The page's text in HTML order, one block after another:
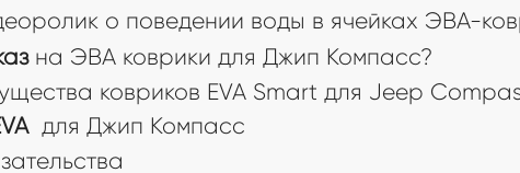
о поведении воды в ячейках ЭВА-
на ЭВА коврики для Джип Компасс?
ковриков EVA Smart для Jeep
для Джип Компасс